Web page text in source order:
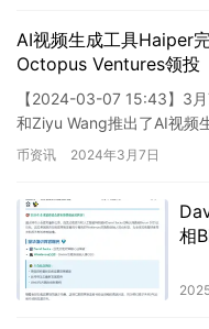
AI视频生成工具Haiper
Octopus Ventures领投
【2024-03-07 15:43】3
和Ziyu Wang推出了AI视频
型，致力于…
币资讯 2024年3月7日
相